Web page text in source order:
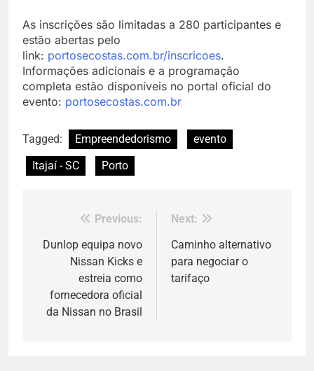
As inscrições são limitadas a 280 participantes e
estão abertas pelo
link: portosecostas.com.br/inscricoes.
Informações adicionais e a programação
completa estão disponíveis no portal oficial do
evento: portosecostas.com.br
Tagged: Empreendedorismo
evento
Itajaí - SC
Porto
Navegação
de
Previous:
Dunlop equipa novo
Nissan Kicks e
estreia como
fornecedora oficial
da Nissan no Brasil
Next:
Caminho alternativo
para negociar o
tarifaço